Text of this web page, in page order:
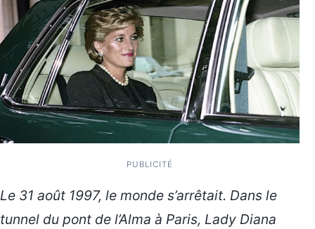
PUBLICITÉ
Le 31 août 1997, le monde s’arrêtait. Dans le
tunnel du pont de l’Alma à Paris, Lady Diana